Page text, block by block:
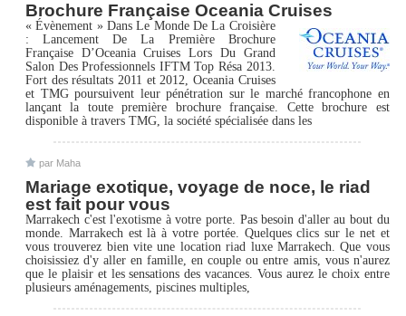
Brochure Française Oceania Cruises
« Évènement » Dans Le Monde De La Croisière
: Lancement De La Première Brochure
Française D’Oceania Cruises Lors Du Grand
Salon Des Professionnels IFTM Top Résa 2013.
Fort des résultats 2011 et 2012, Oceania Cruises
et TMG poursuivent leur pénétration sur le marché francophone en
lançant la toute première brochure française. Cette brochure est
disponible à travers TMG, la société spécialisée dans les
par Maha
Mariage exotique, voyage de noce, le riad
est fait pour vous
Marrakech c'est l'exotisme à votre porte. Pas besoin d'aller au bout du
monde. Marrakech est là à votre portée. Quelques clics sur le net et
vous trouverez bien vite une location riad luxe Marrakech. Que vous
choisissiez d'y aller en famille, en couple ou entre amis, vous n'aurez
que le plaisir et les sensations des vacances. Vous aurez le choix entre
plusieurs aménagements, piscines multiples,